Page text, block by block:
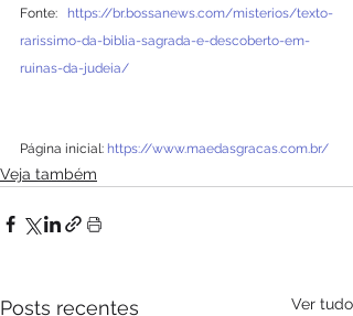
Fonte: https://br.bossanews.com/misterios/texto-
rarissimo-da-biblia-sagrada-e-descoberto-em-
ruinas-da-judeia/
Página inicial: https://www.maedasgracas.com.br/
Veja também
Posts recentes Ver tudo